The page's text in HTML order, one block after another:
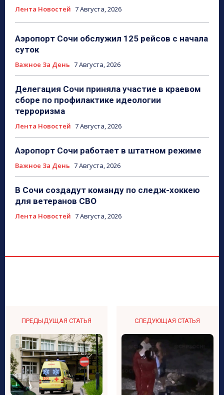
Лента Новостей 7 Августа, 2026
Аэропорт Сочи обслужил 125 рейсов с начала
суток
Важное За День 7 Августа, 2026
Делегация Сочи приняла участие в краевом
сборе по профилактике идеологии
терроризма
Лента Новостей 7 Августа, 2026
Аэропорт Сочи работает в штатном режиме
Важное За День 7 Августа, 2026
В Сочи создадут команду по следж-хоккею
для ветеранов СВО
Лента Новостей 7 Августа, 2026
ПРЕДЫДУЩАЯ СТАТЬЯ СЛЕДУЮЩАЯ СТАТЬЯ